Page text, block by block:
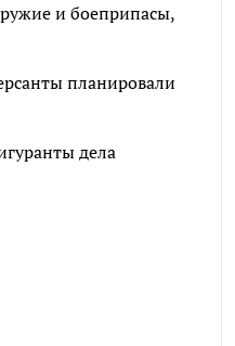
и боеприпасы,
планировали
дела